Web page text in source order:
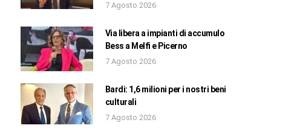
7 Agosto 2026
Via libera a impianti di accumulo
Bess a Melfi e Picerno
7 Agosto 2026
Bardi: 1,6 milioni per i nostri beni
culturali
7 Agosto 2026